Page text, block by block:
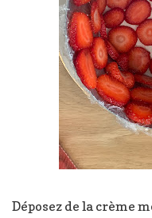
Déposez de la crème